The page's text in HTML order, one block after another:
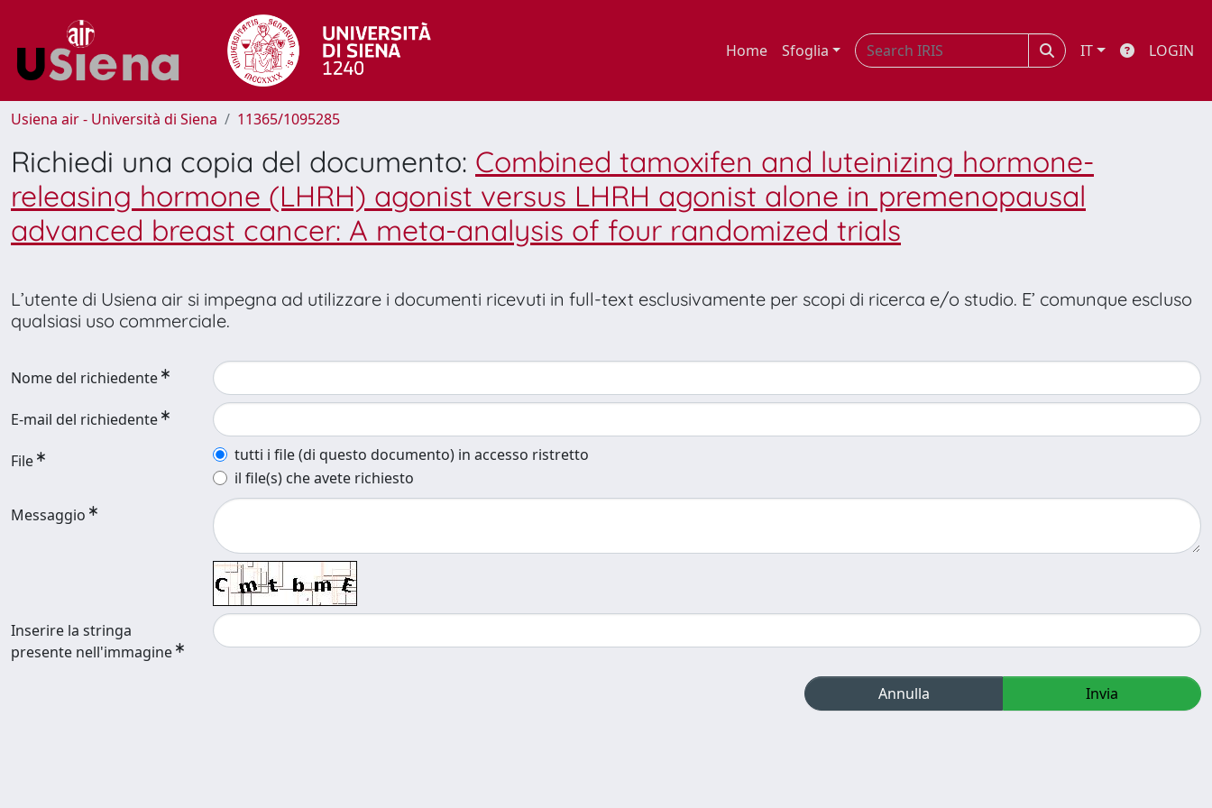
Home Sfoglia IT LOGIN
Usiena air - Università di Siena 11365/1095285
Richiedi una copia del documento: Combined tamoxifen and luteinizing hormone-
releasing hormone (LHRH) agonist versus LHRH agonist alone in premenopausal
advanced breast cancer: A meta-analysis of four randomized trials
L’utente di Usiena air si impegna ad utilizzare i documenti ricevuti in full-text esclusivamente per scopi di ricerca e/o studio. E’ comunque escluso
qualsiasi uso commerciale.
Nome del richiedente
E-mail del richiedente
File
tutti i file (di questo documento) in accesso ristretto
il file(s) che avete richiesto
Messaggio
Inserire la stringa
presente nell'immagine
Annulla Invia